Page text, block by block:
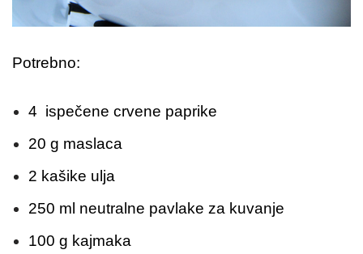
Potrebno:
4 ispečene crvene paprike
20 g maslaca
2 kašike ulja
250 ml neutralne pavlake za kuvanje
100 g kajmaka